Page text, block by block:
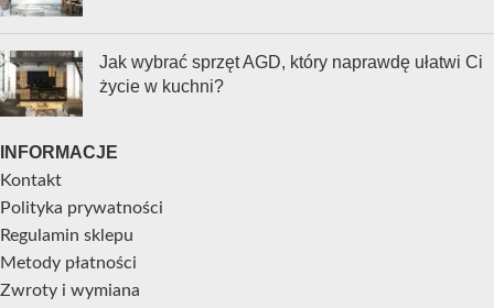
Jak wybrać sprzęt AGD, który naprawdę ułatwi Ci
życie w kuchni?
INFORMACJE
Kontakt
Polityka prywatności
Regulamin sklepu
Metody płatności
Zwroty i wymiana